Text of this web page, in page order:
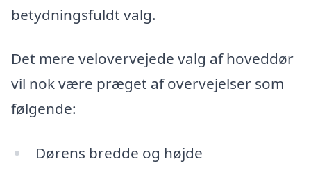
betydningsfuldt valg.
Det mere velovervejede valg af hoveddør
vil nok være præget af overvejelser som
følgende:
Dørens bredde og højde